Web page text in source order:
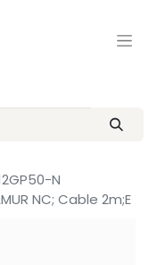
N
NC; Cable 2m;E